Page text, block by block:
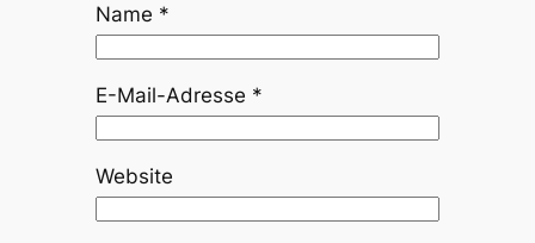
Name *
E-Mail-Adresse *
Website